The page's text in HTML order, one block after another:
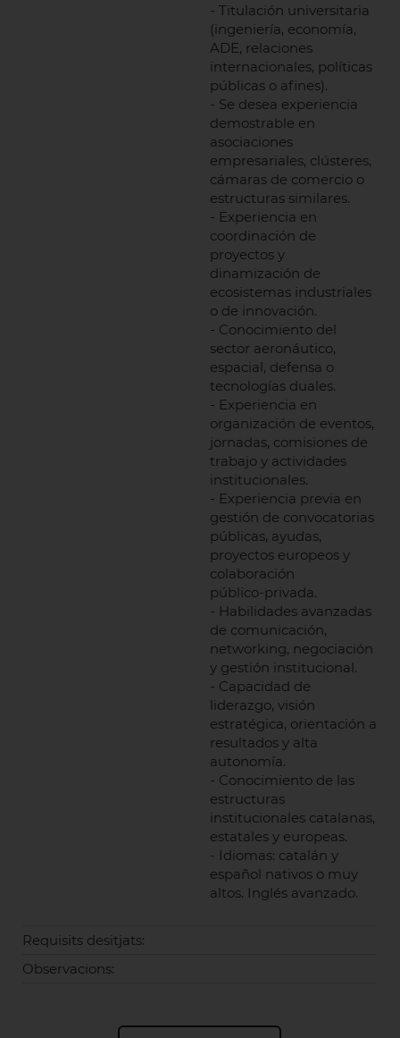
- Titulación universitaria
(ingeniería, economía,
ADE, relaciones
internacionales, políticas
públicas o afines).
- Se desea experiencia
demostrable en
asociaciones
empresariales, clústeres,
cámaras de comercio o
estructuras similares.
- Experiencia en
coordinación de
proyectos y
dinamización de
ecosistemas industriales
o de innovación.
- Conocimiento del
sector aeronáutico,
espacial, defensa o
tecnologías duales.
- Experiencia en
organización de eventos,
jornadas, comisiones de
trabajo y actividades
institucionales.
- Experiencia previa en
gestión de convocatorias
públicas, ayudas,
proyectos europeos y
colaboración
público‑privada.
- Habilidades avanzadas
de comunicación,
networking, negociación
y gestión institucional.
- Capacidad de
liderazgo, visión
estratégica, orientación a
resultados y alta
autonomía.
- Conocimiento de las
estructuras
institucionales catalanas,
estatales y europeas.
- Idiomas: catalán y
español nativos o muy
altos. Inglés avanzado.
Requisits desitjats:
Observacions: